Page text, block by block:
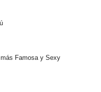
Famosa y Sexy